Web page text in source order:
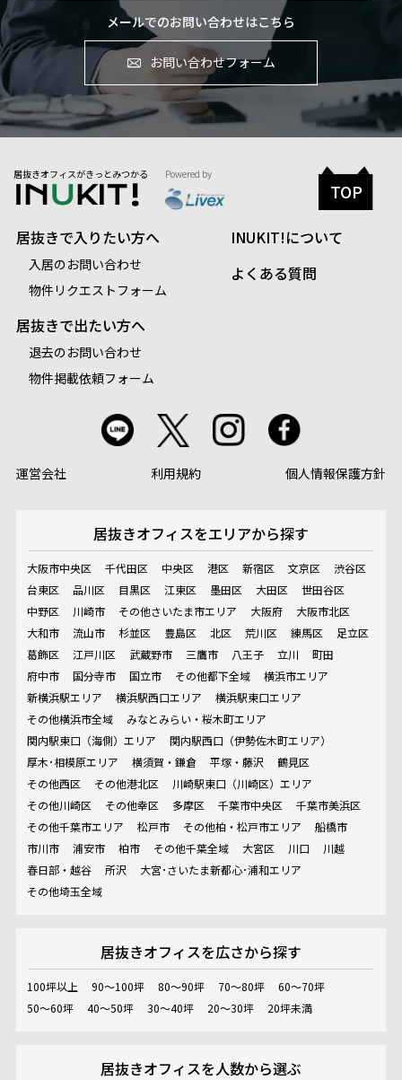
メールでのお問い合わせはこちら
お問い合わせフォーム
居抜きオフィスがきっとみつかる Powered by
居抜きで入りたい方へ
入居のお問い合わせ
物件リクエストフォーム
居抜きで出たい方へ
退去のお問い合わせ
物件掲載依頼フォーム
INUKIT!について
よくある質問
運営会社 利用規約 個人情報保護方針
居抜きオフィスをエリアから探す
大阪市中央区 千代田区 中央区 港区 新宿区 文京区
渋谷区
台東区
品川区 目黒区 江東区 墨田区 大田区
世田谷区
中野区
川崎市 その他さいたま市エリア 大阪府
大阪市北区
大和市
流山市 杉並区 豊島区 北区 荒川区 練馬区
足立区
葛飾区
江戸川区 武蔵野市 三鷹市 八王子 立川
町田
府中市
国分寺市 国立市 その他都下全域
横浜市エリア
新横浜駅エリア
横浜駅西口エリア
横浜駅東口エリア
その他横浜市全域
みなとみらい・桜木町エリア
関内駅東口（海側）エリア
関内駅西口（伊勢佐木町エリア）
厚木･相模原エリア
横須賀・鎌倉 平塚・藤沢
鶴見区
その他西区
その他港北区
川崎駅東口（川崎区）エリア
その他川崎区
その他幸区 多摩区 千葉市中央区
千葉市美浜区
その他千葉市エリア
松戸市 その他柏・松戸市エリア
船橋市
市川市
浦安市 柏市 その他千葉全域 大宮区 川口
川越
春日部・越谷
所沢
大宮･さいたま新都心･浦和エリア
その他埼玉全域
居抜きオフィスを広さから探す
100坪以上 90～100坪 80～90坪 70～80坪
60～70坪
50～60坪
40～50坪 30～40坪 20～30坪 20坪未満
居抜きオフィスを人数から選ぶ
TOP